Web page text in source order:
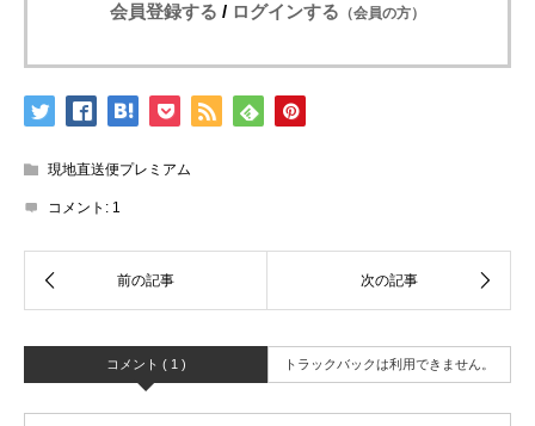
会員登録する / ログインする （会員の方）
現地直送便プレミアム
コメント: 1
コメント ( 1 ) トラックバックは利用できません。